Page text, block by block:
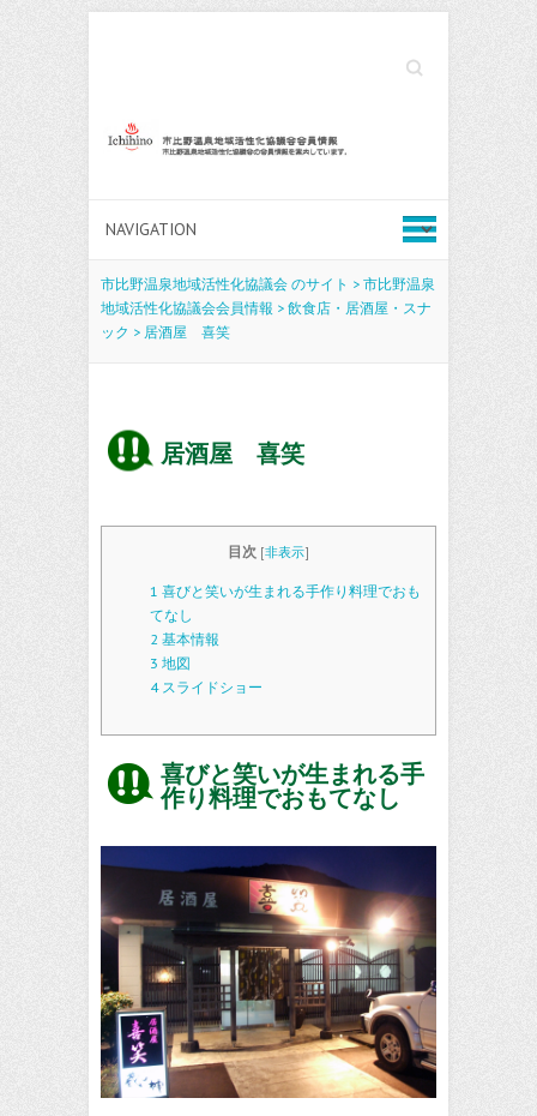
Search
市比野温泉地域活性化協議会 のサイト > 市比野温泉
地域活性化協議会会員情報 > 飲食店・居酒屋・スナ
ック > 居酒屋 喜笑
居酒屋 喜笑
目次 [非表示]
1 喜びと笑いが生まれる手作り料理でおも
てなし
2 基本情報
3 地図
4スライドショー
喜びと笑いが生まれる手
作り料理でおもてなし